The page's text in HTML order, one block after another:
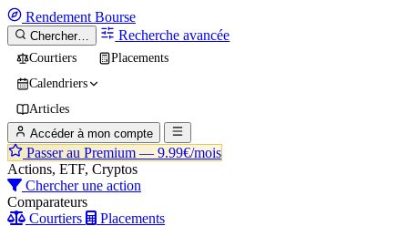
Rendement Bourse
Chercher… Recherche avancée
Courtiers
Placements
Calendriers
Articles
Accéder à mon compte
Passer au Premium — 9.99€/mois
Actions, ETF, Cryptos
Chercher une action
Comparateurs
Courtiers
Placements